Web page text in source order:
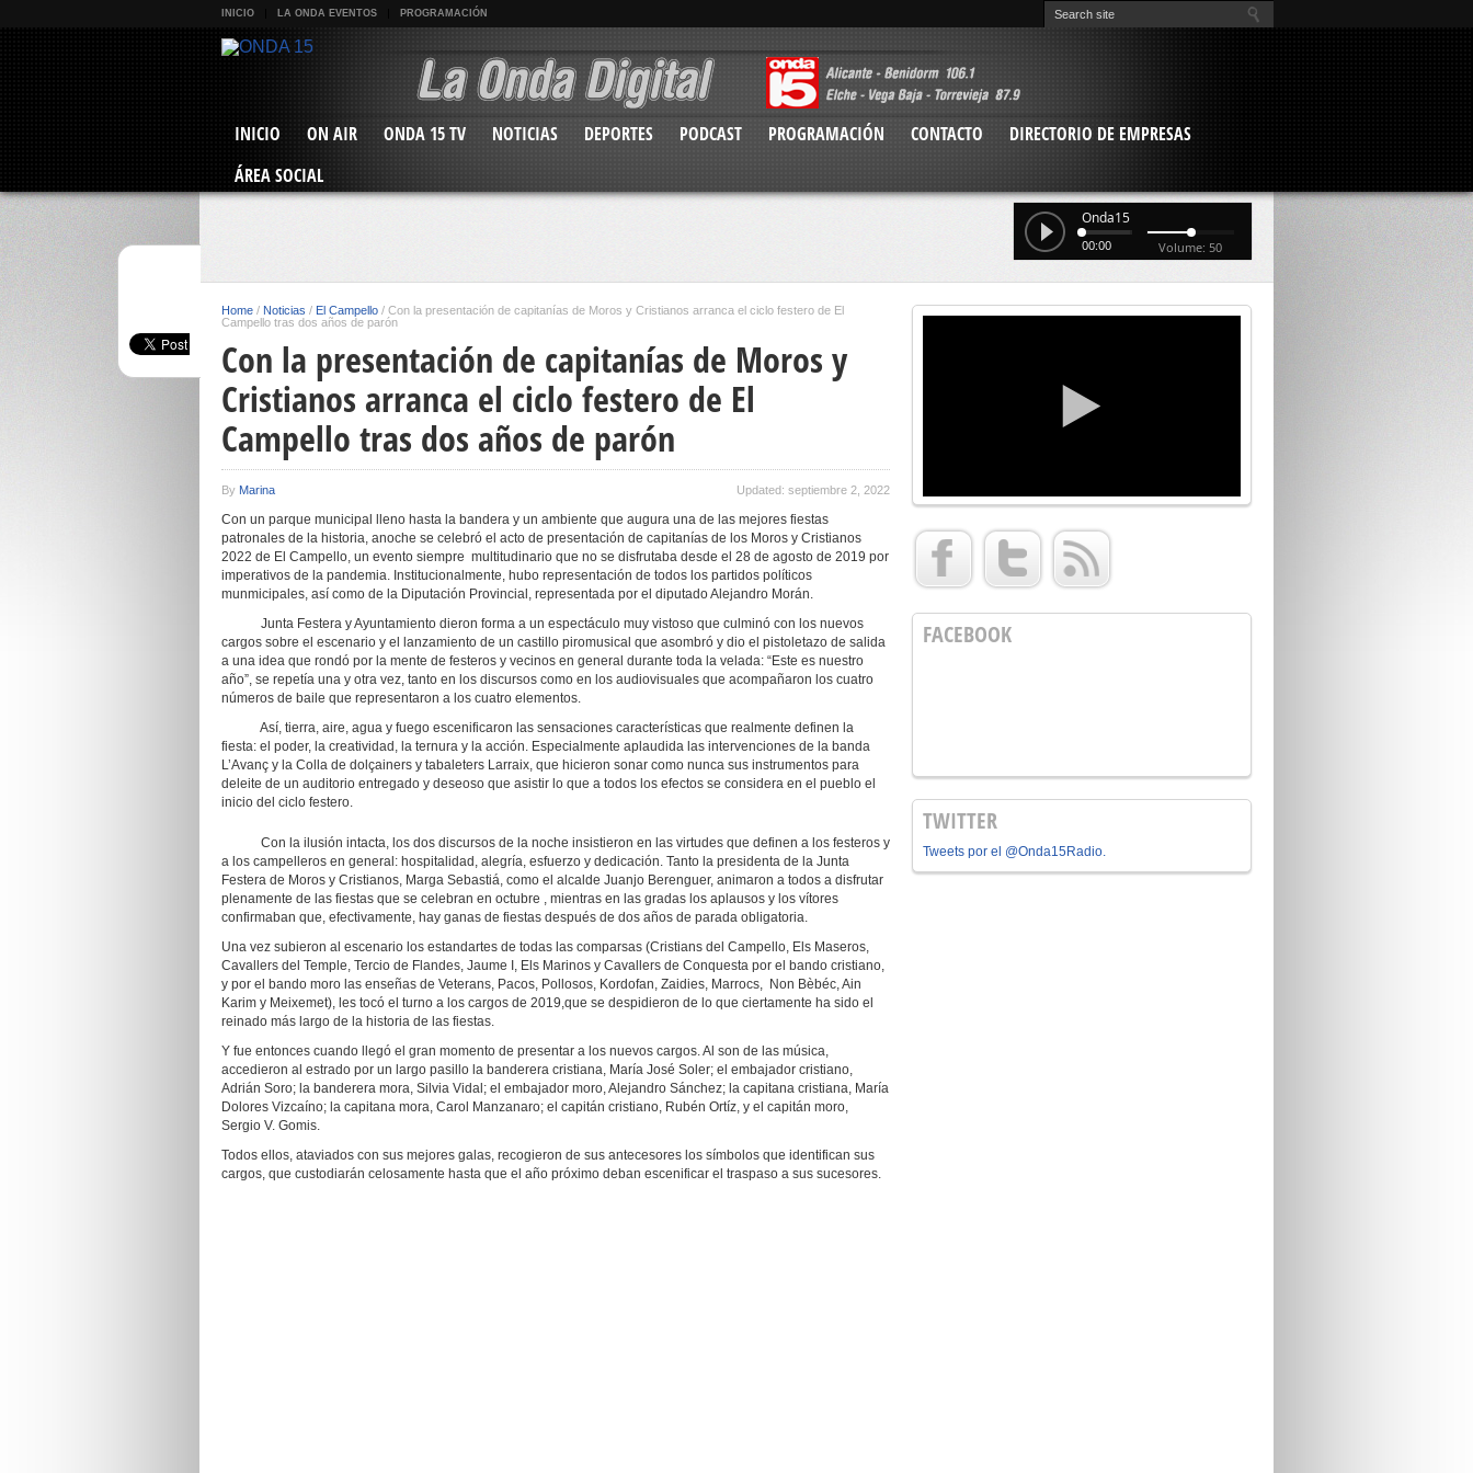
INICIO LA ONDA EVENTOS PROGRAMACIÓN
INICIO ON AIR ONDA 15 TV NOTICIAS DEPORTES PODCAST PROGRAMACIÓN CONTACTO
DIRECTORIO DE EMPRESAS
ÁREA SOCIAL
Onda15
00:00 Volume: 50
Home / Noticias / El Campello / Con la presentación de capitanías de Moros y Cristianos arranca el ciclo festero de El
Campello tras dos años de parón
Con la presentación de capitanías de Moros y
Cristianos arranca el ciclo festero de El
Campello tras dos años de parón
By Marina Updated: septiembre 2, 2022
Con un parque municipal lleno hasta la bandera y un ambiente que augura una de las mejores fiestas
patronales de la historia, anoche se celebró el acto de presentación de capitanías de los Moros y Cristianos
2022 de El Campello, un evento siempre multitudinario que no se disfrutaba desde el 28 de agosto de 2019 por
imperativos de la pandemia. Institucionalmente, hubo representación de todos los partidos políticos
munmicipales, así como de la Diputación Provincial, representada por el diputado Alejandro Morán.
Junta Festera y Ayuntamiento dieron forma a un espectáculo muy vistoso que culminó con los nuevos
cargos sobre el escenario y el lanzamiento de un castillo piromusical que asombró y dio el pistoletazo de salida
a una idea que rondó por la mente de festeros y vecinos en general durante toda la velada: “Este es nuestro
año”, se repetía una y otra vez, tanto en los discursos como en los audiovisuales que acompañaron los cuatro
números de baile que representaron a los cuatro elementos.
Así, tierra, aire, agua y fuego escenificaron las sensaciones características que realmente definen la
fiesta: el poder, la creatividad, la ternura y la acción. Especialmente aplaudida las intervenciones de la banda
L’Avanç y la Colla de dolçainers y tabaleters Larraix, que hicieron sonar como nunca sus instrumentos para
deleite de un auditorio entregado y deseoso que asistir lo que a todos los efectos se considera en el pueblo el
inicio del ciclo festero.
Con la ilusión intacta, los dos discursos de la noche insistieron en las virtudes que definen a los festeros y
a los campelleros en general: hospitalidad, alegría, esfuerzo y dedicación. Tanto la presidenta de la Junta
Festera de Moros y Cristianos, Marga Sebastiá, como el alcalde Juanjo Berenguer, animaron a todos a disfrutar
plenamente de las fiestas que se celebran en octubre , mientras en las gradas los aplausos y los vítores
confirmaban que, efectivamente, hay ganas de fiestas después de dos años de parada obligatoria.
Una vez subieron al escenario los estandartes de todas las comparsas (Cristians del Campello, Els Maseros,
Cavallers del Temple, Tercio de Flandes, Jaume I, Els Marinos y Cavallers de Conquesta por el bando cristiano,
y por el bando moro las enseñas de Veterans, Pacos, Pollosos, Kordofan, Zaidies, Marrocs, Non Bèbéc, Ain
Karim y Meixemet), les tocó el turno a los cargos de 2019,que se despidieron de lo que ciertamente ha sido el
reinado más largo de la historia de las fiestas.
Y fue entonces cuando llegó el gran momento de presentar a los nuevos cargos. Al son de las música,
accedieron al estrado por un largo pasillo la banderera cristiana, María José Soler; el embajador cristiano,
Adrián Soro; la banderera mora, Silvia Vidal; el embajador moro, Alejandro Sánchez; la capitana cristiana, María
Dolores Vizcaíno; la capitana mora, Carol Manzanaro; el capitán cristiano, Rubén Ortíz, y el capitán moro,
Sergio V. Gomis.
Todos ellos, ataviados con sus mejores galas, recogieron de sus antecesores los símbolos que identifican sus
cargos, que custodiarán celosamente hasta que el año próximo deban escenificar el traspaso a sus sucesores.
FACEBOOK
TWITTER
Tweets por el @Onda15Radio.